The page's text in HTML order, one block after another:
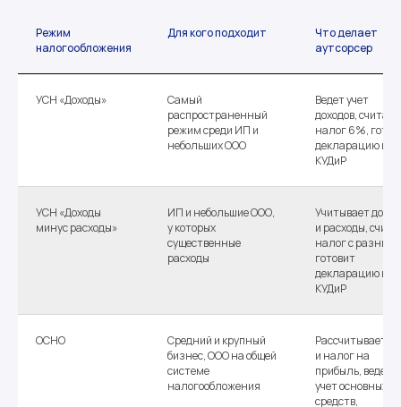
Режим
налогообложения
Для кого подходит
Что делает
аутсорсер
УСН «Доходы»
Самый
распространенный
режим среди ИП и
небольших ООО
Ведет учет
доходов, считает
налог 6%,
декларацию и
КУДиР
УСН «Доходы
минус расходы»
ИП и небольшие ООО,
у которых
существенные
расходы
Учитывает
и расходы,
налог с
готовит
декларацию и
КУДиР
ОСНО
Средний и крупный
бизнес, ООО на общей
системе
налогообложения
Рассчитывает
и налог на
прибыль, ведет
учет основных
средств,